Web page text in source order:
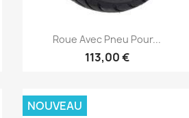
Aperçu rapide
Roue Avec Pneu Pour...
113,00 €
NOUVEAU